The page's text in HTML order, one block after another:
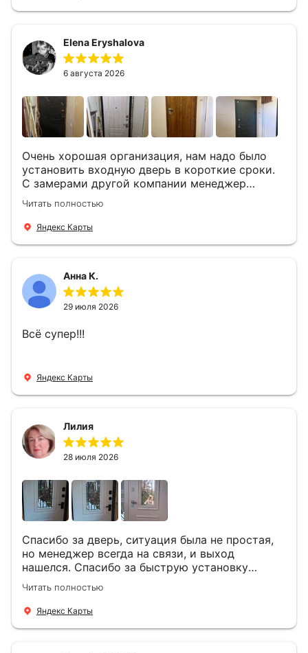
установили две двери, ответили на все
вопросы . Выполненной работой мы довольны.
Огромная всем благодарность!
Elena Eryshalova
6 августа 2026
Очень хорошая организация, нам надо было
установить входную дверь в короткие сроки.
С замерами другой компании менеджер
компании Филлип, быстро предоставил нам
варианты дверей, монтаж тоже был очень
четкий, позвонили, согласовали и установили
Читать полностью
Яндекс Карты
Анна К.
29 июля 2026
Всё супер!!!
Яндекс Карты
Лилия
28 июля 2026
Спасибо за дверь, ситуация была не простая,
но менеджер всегда на связи, и выход
нашелся. Спасибо за быструю установку
Роману, один и привёз, и установил. Надеюсь,
что дверь нам долго послужит
Читать полностью
Яндекс Карты